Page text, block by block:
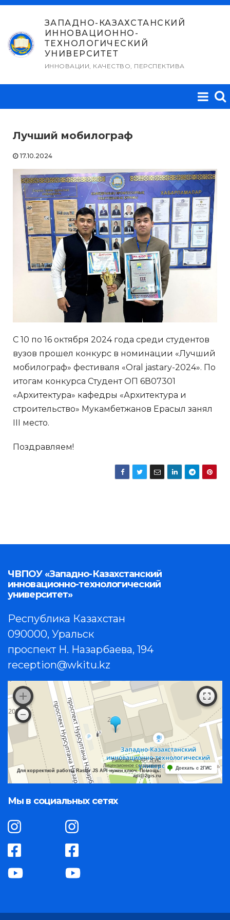
Перейти
содержимому
ЗАПАДНО-КАЗАХСТАНСКИЙ
ИННОВАЦИОННО-
ТЕХНОЛОГИЧЕСКИЙ
УНИВЕРСИТЕТ
ИННОВАЦИИ, КАЧЕСТВО, ПЕРСПЕКТИВА
Лучший мобилограф
17.10.2024
С 10 по 16 октября 2024 года среди студентов
вузов прошел конкурс в номинации «Лучший
мобилограф» фестиваля «Oral jastary-2024». По
итогам конкурса Студент ОП 6В07301
«Архитектура» кафедры «Архитектура и
строительство» Мукамбетжанов Ерасыл занял
ІІІ место.
Поздравляем!
ЧВПОУ «Западно-Казахстанский
инновационно-технологический
университет»
Республика Казахстан
090000, Уральск
проспект Н. Назарбаева, 194
reception@wkitu.kz
Работает на API 2ГИС
Лицензионное соглашение
Для корректной работы Raster JS API нужен ключ. Помощь:
api@2gis.ru
Доехать с 2ГИС
Мы в социальных сетях